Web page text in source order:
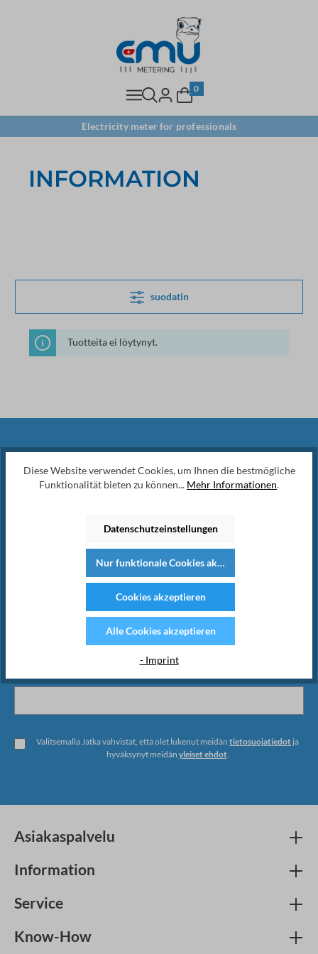
0
Electricity meter for professionals
INFORMATION
suodatin
Tuotteita ei löytynyt.
Tiedotuslehti
jotta pysyt ajan tasalla uusimmista
tuotteista ja erikoistarjouksista.
Valitsemalla Jatka vahvistat, että olet lukenut meidän tietosuojatiedot ja
hyväksynyt meidän yleiset ehdot.
Asiakaspalvelu
Information
Service
Know-How
Diese Website verwendet Cookies, um Ihnen die bestmögliche
Funktionalität bieten zu können... Mehr Informationen.
Datenschutzeinstellungen
Nur funktionale Cookies akzeptieren
Cookies akzeptieren
Alle Cookies akzeptieren
- Imprint